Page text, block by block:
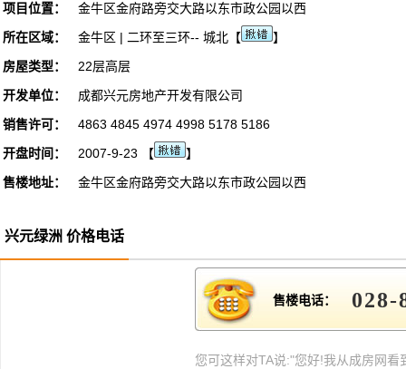
项目位置：
金牛区金府路旁交大路以东市政公园以西
所在区域：
金牛区 | 二环至三环-- 城北【
】
房屋类型：
22层高层
开发单位：
成都兴元房地产开发有限公司
销售许可：
4863 4845 4974 4998 5178 5186
开盘时间：
2007-9-23 【
】
售楼地址：
金牛区金府路旁交大路以东市政公园以西
兴元绿洲 价格电话
售楼电话： 028-
您可这样对TA说:"您好!我从成房网看